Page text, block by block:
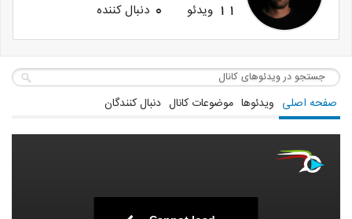
11 ویدئو 0 دنبال کننده
صفحه اصلی ویدئوها موضوعات کانال دنبال کنندگان